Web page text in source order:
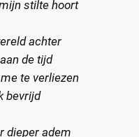
stilte hoort
achter
de tijd
te verliezen
bevrijd
dieper adem